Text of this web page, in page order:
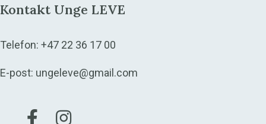
Kontakt Unge LEVE
Telefon: +47 22 36 17 00
E-post: ungeleve@gmail.com
Gå til vår Facebook
Gå til vår Instagram